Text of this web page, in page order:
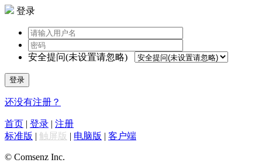
登录
安全提问(未设置请忽略)
登录
还没有注册？
首页 | 登录 | 注册
标准版 | 触屏版 | 电脑版 | 客户端
© Comsenz Inc.